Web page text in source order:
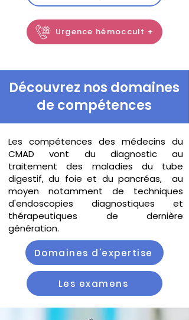
Urgence hémoccult +
Découvrez nos domaines
de compétences
Les compétences des médecins du
CMAD vont du diagnostic au
traitement des maladies du tube
digestif, du foie et du pancréas, au
moyen notamment de techniques
d'endoscopies diagnostiques et
thérapeutiques de dernière
génération.
Domaines d'expertise
Les examens